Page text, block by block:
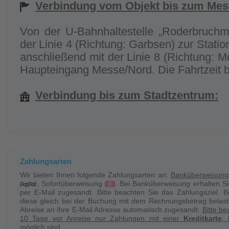
Verbindung vom Objekt bis zum
Von der U-Bahnhaltestelle
der Linie 4 (Richtung: Garbsen) zur
anschließend mit der Linie 8 (Richtung:
Haupteingang Messe/Nord. Die Fahrtzeit
Verbindung bis zum Stadtzentrum:
Verbindung mit dem Taxi:
Einchecken 3,90 EUR + ca. 2,30 EUR
handelt es sich um unverbindliche
Zahlungsarten
Wir bieten Ihnen folgende Zahlungsarten an: Banküberweisung
, Sofortüberweisung
. Bei Banküberweisung erhalten
per E-Mail zugesandt. Bitte beachten Sie das Zahlungsziel.
diese gleich bei der Buchung mit dem Rechnungsbetrag
Abreise an Ihre E-Mail Adresse automatisch zugesandt. Bitte
10 Tage vor Anreise nur Zahlungen mit einer Kreditkarte
möglich sind.